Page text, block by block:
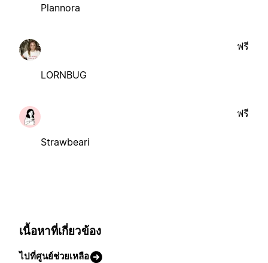
Plannora
LORNBUG
ฟรี
Strawbeari
ฟรี
เนื้อหาที่เกี่ยวข้อง
ไปที่ศูนย์ช่วยเหลือ